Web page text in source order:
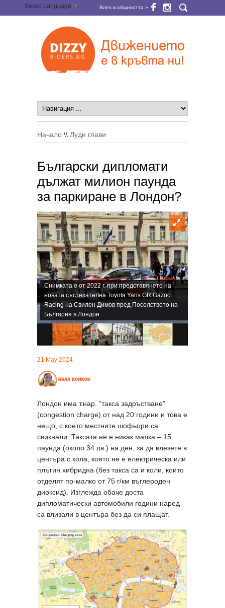
Select Language ▼ Влез в общността »
Начало \\ Луди глави
Български дипломати
дължат милион паунда
за паркиране в Лондон?
Снимката е от 2022 г. при представянето на
новата състезателна Toyota Yaris GR Gazoo
Racing на Свилен Димов пред Посолството на
България в Лондон
21 May 2024
Лондон има т.нар. “такса задръстване”
(congestion charge) от над 20 години и това е
нещо, с което местните шофьори са
свикнали. Таксата не е никак малка – 15
паунда (около 34 лв.) на ден, за да влезете в
центъра с кола, която не е електрическа или
плъгин хибридна (без такса са и коли, които
отделят по-малко от 75 г/км въглероден
диоксид). Изглежда обаче доста
дипломатически автомобили години наред
са влизали в центъра без да си плащат.